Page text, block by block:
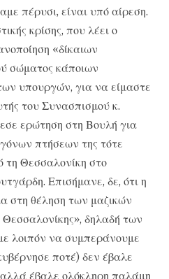
πέρυσι, είναι υπό αίρεση.
κρίσης, που λέει ο
«δίκαιων
σώματος κάποιων
υπουργών, για να είμαστε
του Συνασπισμού κ.
ερώτηση στη Βουλή για
πτήσεων της τότε
τη Θεσσαλονίκη στο
Επισήμανε, δε, ότι η
στη θέληση των μαζικών
δηλαδή των
λοιπόν να συμπεράνουμε
ποτέ) δεν έβαλε
έβαλε ολόκληρη παλάμη